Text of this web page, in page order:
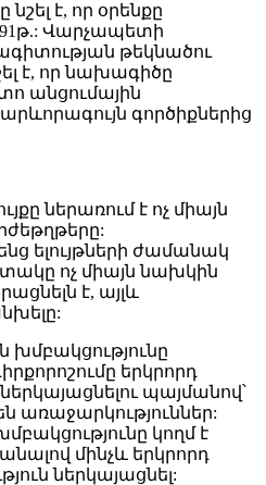
է, որ օրենքը
Վարչապետի
թեկնածու
է, որ նախագիծը
անցումային
գործիքներից
ներառում է ոչ միայն
ելույթների ժամանակ
ոչ միայն նախկին
է, այլև
երկրորդ
պայմանով՝
առաջարկություններ:
կողմ է
մինչև երկրորդ
ներկայացնել: